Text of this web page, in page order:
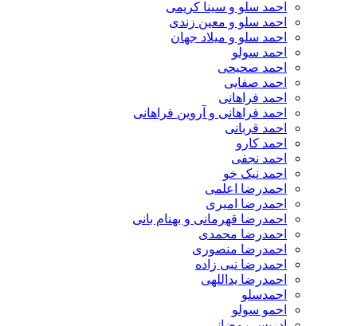
احمد سلو و سینا کریمی
احمد سلو و معین زندی
احمد سلو و میلاد جهان
احمد سولو
احمد صحیحی
احمد صفایی
احمد فراهانی
احمد فراهانی و آروین فراهانی
احمد قربانی
احمد کارو
احمد نجفی
احمد نیک خو
احمدرضا اعلمی
احمدرضا امیری
احمدرضا قهرمانی و بهنام بانی
احمدرضا محمدی
احمدرضا منصوری
احمدرضا نبی زاده
احمدرضا یداللهی
احمدسلو
احمو سولو